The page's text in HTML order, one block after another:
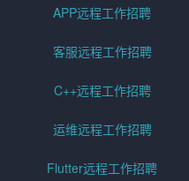
APP远程工作招聘
客服远程工作招聘
C++远程工作招聘
运维远程工作招聘
Flutter远程工作招聘